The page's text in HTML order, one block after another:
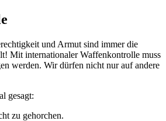
und Armut sind immer die
Mit internationaler Waffenkontrolle muss
werden. Wir dürfen nicht nur auf andere
gesagt:
zu gehorchen.